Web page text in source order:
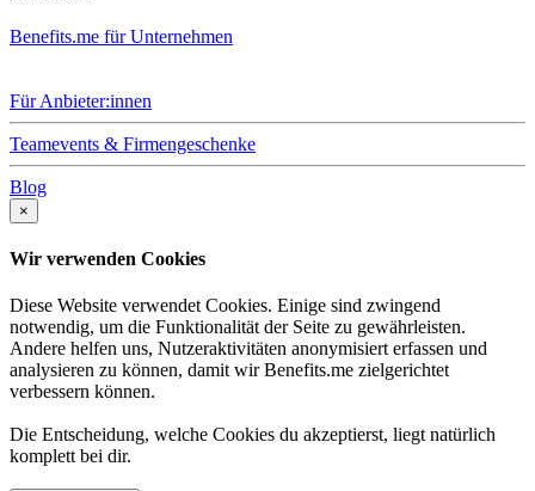
Benefits.me für Unternehmen
Für Anbieter:innen
Teamevents & Firmengeschenke
Blog
×
Wir verwenden Cookies
Diese Website verwendet Cookies. Einige sind zwingend
notwendig, um die Funktionalität der Seite zu gewährleisten.
Andere helfen uns, Nutzeraktivitäten anonymisiert erfassen und
analysieren zu können, damit wir Benefits.me zielgerichtet
verbessern können.
Die Entscheidung, welche Cookies du akzeptierst, liegt natürlich
komplett bei dir.